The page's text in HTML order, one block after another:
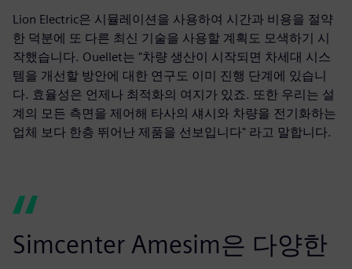
Lion Electric은 시뮬레이션을 사용하여 시간과 비용을 절약
한 덕분에 또 다른 최신 기술을 사용할 계획도 모색하기 시
작했습니다. Ouellet는 "차량 생산이 시작되면 차세대 시스
템을 개선할 방안에 대한 연구도 이미 진행 단계에 있습니
다. 효율성은 언제나 최적화의 여지가 있죠. 또한 우리는 설
계의 모든 측면을 제어해 타사의 섀시와 차량을 전기화하는
업체 보다 한층 뛰어난 제품을 선보입니다" 라고 말합니다.
Simcenter Amesim은 다양한